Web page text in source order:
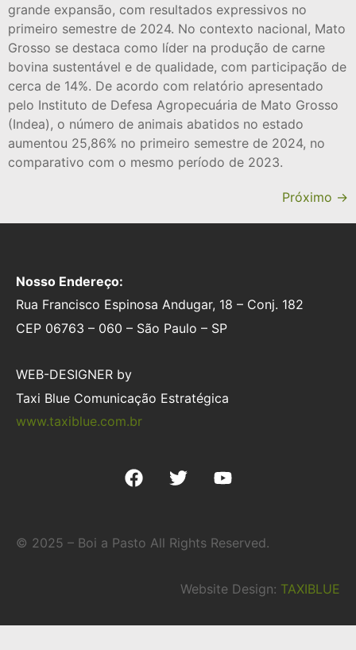
grande expansão, com resultados expressivos no
primeiro semestre de 2024. No contexto nacional, Mato
Grosso se destaca como líder na produção de carne
bovina sustentável e de qualidade, com participação de
cerca de 14%. De acordo com relatório apresentado
pelo Instituto de Defesa Agropecuária de Mato Grosso
(Indea), o número de animais abatidos no estado
aumentou 25,86% no primeiro semestre de 2024, no
comparativo com o mesmo período de 2023.
Próximo →
Nosso Endereço:
Rua Francisco Espinosa Andugar, 18 – Conj. 182
CEP 06763 – 060 – São Paulo – SP
WEB-DESIGNER by
Taxi Blue Comunicação Estratégica
www.taxiblue.com.br
© 2025 – Boi a Pasto All Rights Reserved.
Website Design: TAXIBLUE